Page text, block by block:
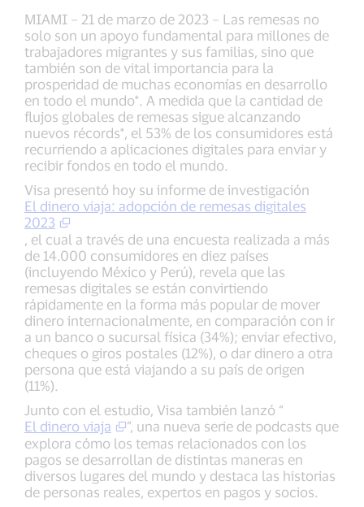
MIAMI – 21 de marzo de 2023 – Las remesas no
solo son un apoyo fundamental para millones de
trabajadores migrantes y sus familias, sino que
también son de vital importancia para la
prosperidad de muchas economías en desarrollo
en todo el mundo*. A medida que la cantidad de
flujos globales de remesas sigue alcanzando
nuevos récords*, el 53% de los consumidores está
recurriendo a aplicaciones digitales para enviar y
recibir fondos en todo el mundo.
Visa presentó hoy su informe de investigación
El dinero viaja: adopción de remesas digitales
2023
, el cual a través de una encuesta realizada a más
de 14.000 consumidores en diez países
(incluyendo México y Perú), revela que las
remesas digitales se están convirtiendo
rápidamente en la forma más popular de mover
dinero internacionalmente, en comparación con ir
a un banco o sucursal física (34%); enviar efectivo,
cheques o giros postales (12%), o dar dinero a otra
persona que está viajando a su país de origen
(11%).
Junto con el estudio, Visa también lanzó “
El dinero viaja
”, una nueva serie de podcasts que
explora cómo los temas relacionados con los
pagos se desarrollan de distintas maneras en
diversos lugares del mundo y destaca las historias
de personas reales, expertos en pagos y socios.